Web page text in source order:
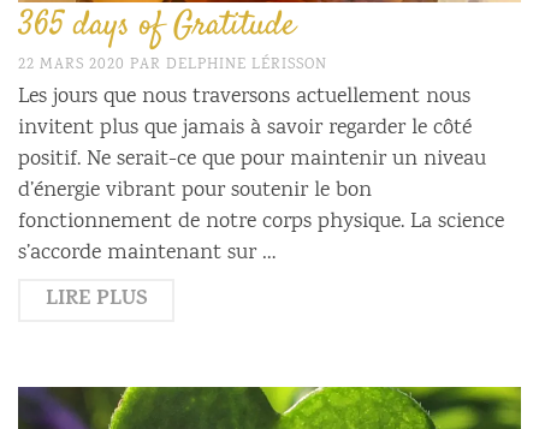
365 days of Gratitude
22 MARS 2020 PAR DELPHINE LÉRISSON
Les jours que nous traversons actuellement nous
invitent plus que jamais à savoir regarder le côté
positif. Ne serait-ce que pour maintenir un niveau
d’énergie vibrant pour soutenir le bon
fonctionnement de notre corps physique. La science
s’accorde maintenant sur …
LIRE PLUS